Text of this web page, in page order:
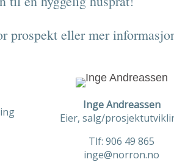
prospekt eller mer
Inge Andreassen
Eier, salg/
Tlf: 906 49 865
inge@norron.no